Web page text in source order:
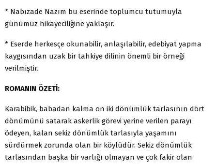
* Nabızade Nazım bu eserinde toplumcu tutumuyla
günümüz hikayeciliğine yaklaşır.
* Eserde herkesçe okunabilir, anlaşılabilir, edebiyat yapma
kaygısından uzak bir tahkiye dilinin önemli bir örneği
verilmiştir.
ROMANIN ÖZETİ:
Karabibik, babadan kalma on iki dönümlük tarlasının dört
dönümünü satarak askerlik görevi yerine verilen parayı
ödeyen, kalan sekiz dönümlük tarlasıyla yaşamını
sürdürmek zorunda olan bir köylüdür. Sekiz dönümlük
tarlasından başka bir varlığı olmayan ve çok fakir olan